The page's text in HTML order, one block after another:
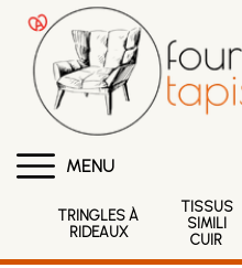
MENU
TRINGLES À
RIDEAUX
TISSUS
SIMILI
CUIR